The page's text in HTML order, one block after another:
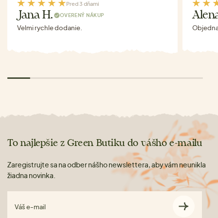
Pred 3 dňami
Jana H. OVERENÝ NÁKUP
Velmi rychle dodanie.
To najlepšie z Green Butiku do vášho e-mailu
Zaregistrujte sa na odber nášho newslettera, aby vám neunikla
žiadna novinka.
Váš e-mail